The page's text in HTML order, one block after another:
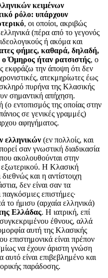
κειμένων
ρόλο: υπάρχουν
, οι οποίοι, ακριβώς
(πέρα από το γεγονός
ή ακόμα και
φήμες, καθαρά, δηλαδή,
ο Όμηρος ήταν ρατσιστής, ο
την άποψη ότι δεν
ατεκμηρίωτες έως
πυρήνα της Κλασικής
σημαντική απήχηση.
εντοπισμός της οποίας στην
σε γενικές γραμμές)
αφηγήματος.
ελληνικών (εν πολλοίς, και
σαν γνωστική διαδικασία
ακολουθούνται στην
Η Κλασική
και η αντίστοιχη
δεν είναι σαν τα
επιστήμες·
το ήμισυ (αρχαία ελληνικά)
Ελλάδας. Η ιατρική, επί
έθνους, αλλά
αυτή της Κλασικής
επιστημονικά είναι πρέπον
να έχουν άριστη γνώση
είναι επιβεβλημένο και
παράδοσης.